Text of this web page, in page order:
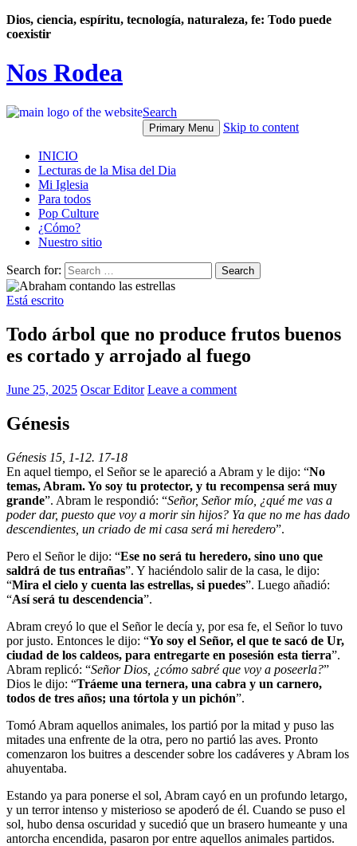
Dios, ciencia, espíritu, tecnología, naturaleza, fe: Todo puede
coexistir
Nos Rodea
Search
Primary Menu Skip to content
INICIO
Lecturas de la Misa del Dia
Mi Iglesia
Para todos
Pop Culture
¿Cómo?
Nuestro sitio
Search for:
Está escrito
Todo árbol que no produce frutos buenos
es cortado y arrojado al fuego
June 25, 2025 Oscar Editor Leave a comment
Génesis
Génesis 15, 1-12. 17-18
En aquel tiempo, el Señor se le apareció a Abram y le dijo: “No
temas, Abram. Yo soy tu protector, y tu recompensa será muy
grande”. Abram le respondió: “Señor, Señor mío, ¿qué me vas a
poder dar, puesto que voy a morir sin hijos? Ya que no me has dado
descendientes, un criado de mi casa será mi heredero”.
Pero el Señor le dijo: “Ese no será tu heredero, sino uno que
saldrá de tus entrañas”. Y haciéndolo salir de la casa, le dijo:
“Mira el cielo y cuenta las estrellas, si puedes”. Luego añadió:
“Así será tu descendencia”.
Abram creyó lo que el Señor le decía y, por esa fe, el Señor lo tuvo
por justo. Entonces le dijo: “Yo soy el Señor, el que te sacó de Ur,
ciudad de los caldeos, para entregarte en posesión esta tierra”.
Abram replicó: “Señor Dios, ¿cómo sabré que voy a poseerla?”
Dios le dijo: “Tráeme una ternera, una cabra y un carnero,
todos de tres años; una tórtola y un pichón”.
Tomó Abram aquellos animales, los partió por la mitad y puso las
mitades una enfrente de la otra, pero no partió las aves. Pronto
comenzaron los buitres a descender sobre los cadáveres y Abram los
ahuyentaba.
Estando ya para ponerse el sol, Abram cayó en un profundo letargo,
y un terror intenso y misterioso se apoderó de él. Cuando se puso el
sol, hubo densa oscuridad y sucedió que un brasero humeante y una
antorcha encendida, pasaron por entre aquellos animales partidos.